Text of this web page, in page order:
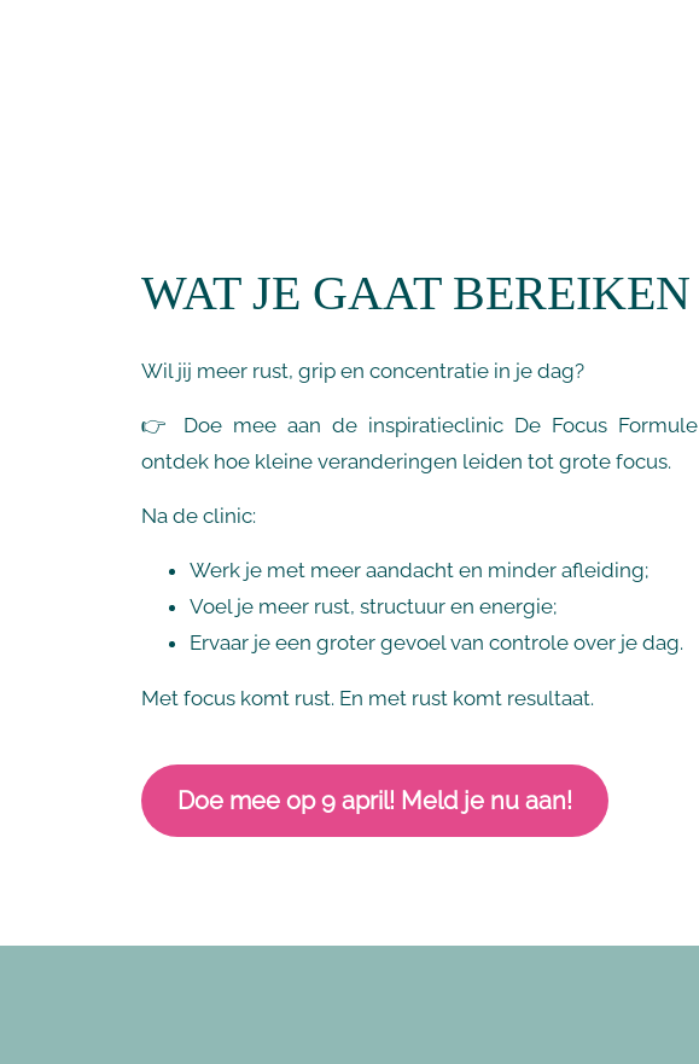
WAT JE GAAT BEREIKEN
Wil jij meer rust, grip en concentratie in je dag?
👉 Doe mee aan de inspiratieclinic De Focus Formule
ontdek hoe kleine veranderingen leiden tot grote focus.
Na de clinic:
Werk je met meer aandacht en minder afleiding;
Voel je meer rust, structuur en energie;
Ervaar je een groter gevoel van controle over je dag.
Met focus komt rust. En met rust komt resultaat.
Doe mee op 9 april! Meld je nu aan!